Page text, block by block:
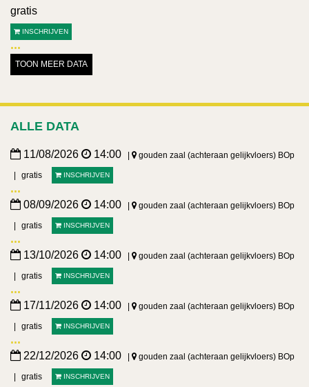
gratis
INSCHRIJVEN
TOON MEER DATA
ALLE DATA
11/08/2026 14:00 gouden zaal (achteraan gelijkvloers) BOp
gratis INSCHRIJVEN
08/09/2026 14:00 gouden zaal (achteraan gelijkvloers) BOp
gratis INSCHRIJVEN
13/10/2026 14:00 gouden zaal (achteraan gelijkvloers) BOp
gratis INSCHRIJVEN
17/11/2026 14:00 gouden zaal (achteraan gelijkvloers) BOp
gratis INSCHRIJVEN
22/12/2026 14:00 gouden zaal (achteraan gelijkvloers) BOp
gratis INSCHRIJVEN